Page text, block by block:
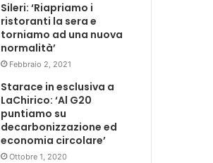
Sileri: ‘Riapriamo i
ristoranti la sera e
torniamo ad una nuova
normalità’
Febbraio 2, 2021
Starace in esclusiva a
LaChirico: ‘Al G20
puntiamo su
decarbonizzazione ed
economia circolare’
Ottobre 1, 2020